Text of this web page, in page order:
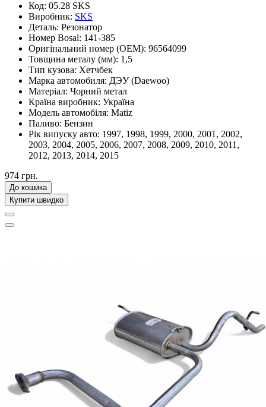
Код: 05.28 SKS
Виробник: SKS
Деталь: Резонатор
Номер Bosal: 141-385
Оригінальний номер (OEM): 96564099
Товщина металу (мм): 1,5
Тип кузова: Хетчбек
Марка автомобиля: ДЭУ (Daewoo)
Матеріал: Чорний метал
Країна виробник: Україна
Модель автомобіля: Matiz
Паливо: Бензин
Рік випуску авто: 1997, 1998, 1999, 2000, 2001, 2002,
2003, 2004, 2005, 2006, 2007, 2008, 2009, 2010, 2011,
2012, 2013, 2014, 2015
974 грн.
До кошика
Купити швидко